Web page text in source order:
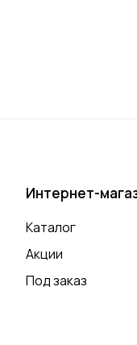
Интернет-
Каталог
Акции
Под заказ